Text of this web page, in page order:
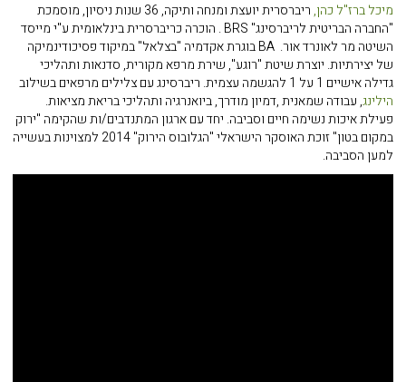
מיכל ברז"ל כהן,
ריברסרית יועצת ומנחה ותיקה, 36 שנות ניסיון, מוסמכת
"החברה הבריטית לריברסינג" BRS . הוכרה כריברסרית בינלאומית ע"י מייסד
השיטה מר לאונרד אור. BA בוגרת אקדמיה "בצלאל" במיקוד פסיכודינמיקה
של יצירתיות. יוצרת שיטת "רוגע", שירת מרפא מקורית, סדנאות ותהליכי
גדילה אישיים 1 על 1 להגשמה עצמית. ריברסינג עם צלילים מרפאים בשילוב
הילינג, עבודה שמאנית ,דמיון מודרך, ביואנרגיה ותהליכי בריאת מציאות.
פעילת איכות נשימה חיים וסביבה. יחד עם ארגון המתנדבים/ות שהקימה "ירוק
במקום בטון" זוכת האוסקר הישראלי "הגלובוס הירוק" 2014 למצוינות בעשייה
למען הסביבה.